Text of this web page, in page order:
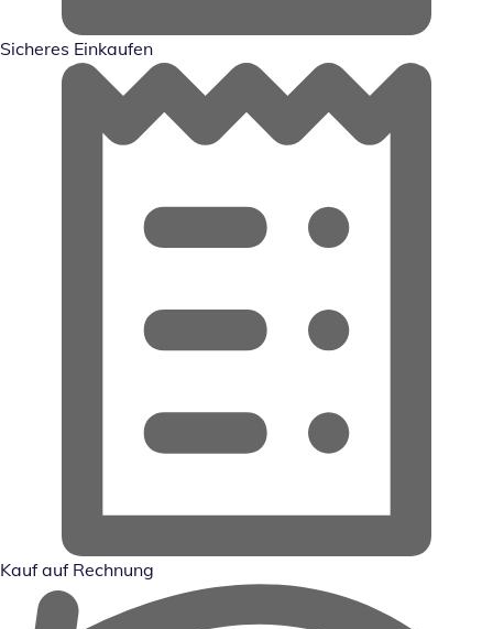
Sicheres Einkaufen
Kauf auf Rechnung